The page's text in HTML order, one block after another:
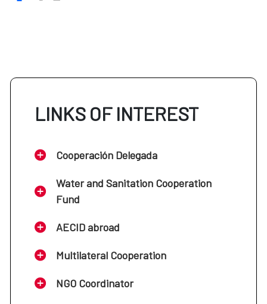
LINKS OF INTEREST
Cooperación Delegada
Water and Sanitation Cooperation
Fund
AECID abroad
Multilateral Cooperation
NGO Coordinator